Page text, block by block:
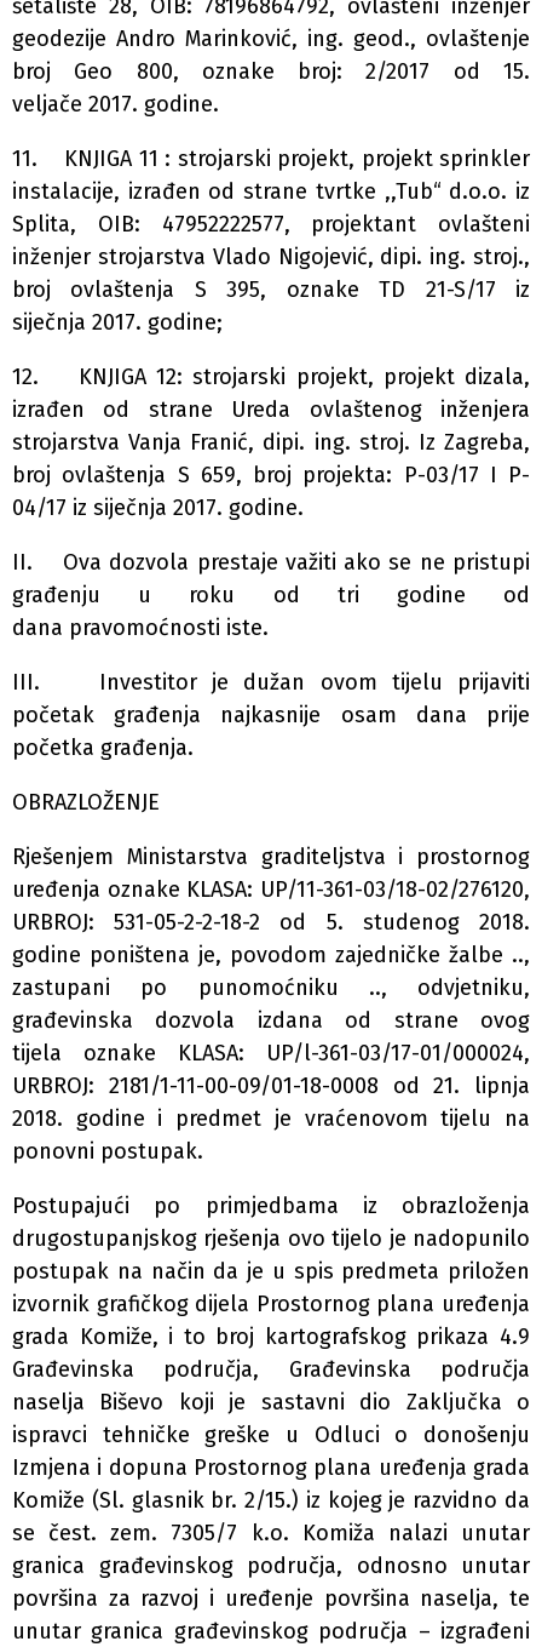
šetalište 28, OIB: 78196864792, ovlašteni inženjer
geodezije Andro Marinković, ing. geod., ovlaštenje
broj Geo 800, oznake broj: 2/2017 od 15.
veljače 2017. godine.
11. KNJIGA 11 : strojarski projekt, projekt sprinkler
instalacije, izrađen od strane tvrtke ,,Tub“ d.o.o. iz
Splita, OIB: 47952222577, projektant ovlašteni
inženjer strojarstva Vlado Nigojević, dipi. ing. stroj.,
broj ovlaštenja S 395, oznake TD 21-S/17 iz
siječnja 2017. godine;
12. KNJIGA 12: strojarski projekt, projekt dizala,
izrađen od strane Ureda ovlaštenog inženjera
strojarstva Vanja Franić, dipi. ing. stroj. Iz Zagreba,
broj ovlaštenja S 659, broj projekta: P-03/17 I P-
04/17 iz siječnja 2017. godine.
II. Ova dozvola prestaje važiti ako se ne pristupi
građenju u roku od tri godine od
dana pravomoćnosti iste.
III. Investitor je dužan ovom tijelu prijaviti
početak građenja najkasnije osam dana prije
početka građenja.
OBRAZLOŽENJE
Rješenjem Ministarstva graditeljstva i prostornog
uređenja oznake KLASA: UP/11-361-03/18-02/276120,
URBROJ: 531-05-2-2-18-2 od 5. studenog 2018.
godine poništena je, povodom zajedničke žalbe ..,
zastupani po punomoćniku .., odvjetniku,
građevinska dozvola izdana od strane ovog
tijela oznake KLASA: UP/l-361-03/17-01/000024,
URBROJ: 2181/1-11-00-09/01-18-0008 od 21. lipnja
2018. godine i predmet je vraćenovom tijelu na
ponovni postupak.
Postupajući po primjedbama iz obrazloženja
drugostupanjskog rješenja ovo tijelo je nadopunilo
postupak na način da je u spis predmeta priložen
izvornik grafičkog dijela Prostornog plana uređenja
grada Komiže, i to broj kartografskog prikaza 4.9
Građevinska područja, Građevinska područja
naselja Biševo koji je sastavni dio Zaključka o
ispravci tehničke greške u Odluci o donošenju
Izmjena i dopuna Prostornog plana uređenja grada
Komiže (Sl. glasnik br. 2/15.) iz kojeg je razvidno da
se čest. zem. 7305/7 k.o. Komiža nalazi unutar
granica građevinskog područja, odnosno unutar
površina za razvoj i uređenje površina naselja, te
unutar granica građevinskog područja – izgrađeni